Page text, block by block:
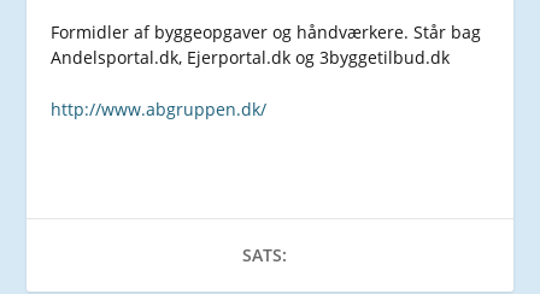
Formidler af byggeopgaver og håndværkere. Står bag
Andelsportal.dk, Ejerportal.dk og 3byggetilbud.dk
http://www.abgruppen.dk/
SATS: